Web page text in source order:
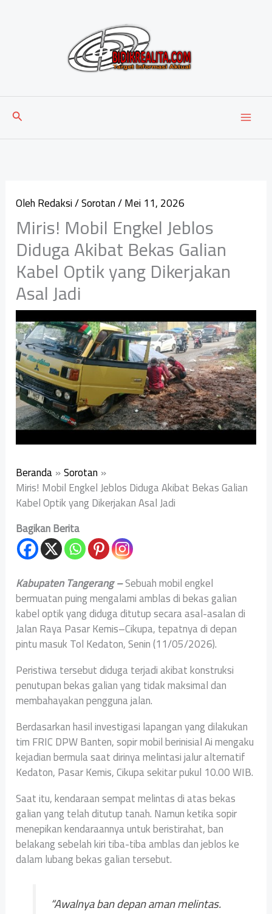
Cari
OlehRedaksi/Sorotan/Mei 11, 2026
Miris! Mobil Engkel Jeblos
Diduga Akibat Bekas Galian
Kabel Optik yang Dikerjakan
Asal Jadi
Beranda Sorotan
Miris! Mobil Engkel Jeblos Diduga Akibat Bekas Galian
Kabel Optik yang Dikerjakan Asal Jadi
Bagikan Berita
Kabupaten Tangerang –Sebuah mobil engkel
bermuatan puing mengalami amblas di bekas galian
kabel optik yang diduga ditutup secara asal-asalan di
Jalan Raya Pasar Kemis–Cikupa, tepatnya di depan
pintu masuk Tol Kedaton, Senin (11/05/2026).
Peristiwa tersebut diduga terjadi akibat konstruksi
penutupan bekas galian yang tidak maksimal dan
membahayakan pengguna jalan.
Berdasarkan hasil investigasi lapangan yang dilakukan
tim FRIC DPW Banten, sopir mobil berinisial Ai mengaku
kejadian bermula saat dirinya melintasi jalur alternatif
Kedaton, Pasar Kemis, Cikupa sekitar pukul 10.00 WIB.
Saat itu, kendaraan sempat melintas di atas bekas
galian yang telah ditutup tanah. Namun ketika sopir
menepikan kendaraannya untuk beristirahat, ban
belakang sebelah kiri tiba-tiba amblas dan jeblos ke
dalam lubang bekas galian tersebut.
“Awalnya ban depan aman melintas.